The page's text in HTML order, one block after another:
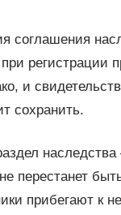
соглашения
регистрации
и
сохранить.
наследства
перестанет
прибегают к